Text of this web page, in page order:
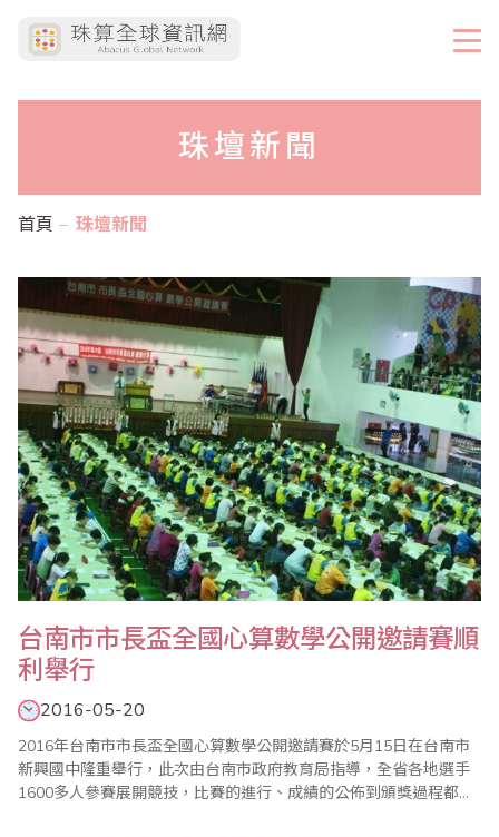
珠壇新聞
首頁 珠壇新聞
台南市市長盃全國心算數學公開邀請賽順
利舉行
2016-05-20
2016年台南市市長盃全國心算數學公開邀請賽於5月15日在台南市
新興國中隆重舉行，此次由台南市政府教育局指導，全省各地選手
1600多人參賽展開競技，比賽的進行、成績的公佈到頒獎過程都很